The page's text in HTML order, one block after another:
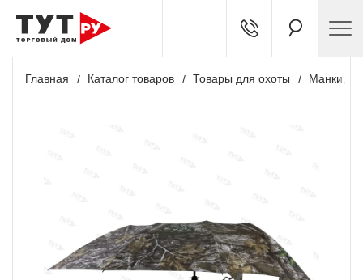
Главная Каталог товаров Товары для охоты Манки,